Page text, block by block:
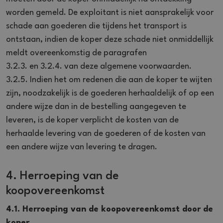
worden gemeld. De exploitant is niet aansprakelijk voor
schade aan goederen die tijdens het transport is
ontstaan, indien de koper deze schade niet onmiddellijk
meldt overeenkomstig de paragrafen
3.2.3. en 3.2.4. van deze algemene voorwaarden.
3.2.5. Indien het om redenen die aan de koper te wijten
zijn, noodzakelijk is de goederen herhaaldelijk of op een
andere wijze dan in de bestelling aangegeven te
leveren, is de koper verplicht de kosten van de
herhaalde levering van de goederen of de kosten van
een andere wijze van levering te dragen.
4. Herroeping van de
koopovereenkomst
4.1. Herroeping van de koopovereenkomst door de